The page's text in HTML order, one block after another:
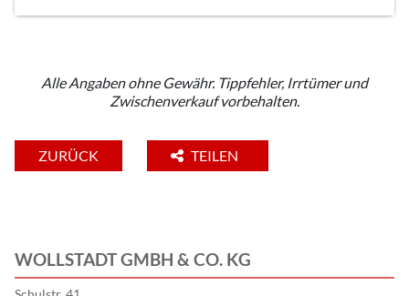
Alle Angaben ohne Gewähr. Tippfehler, Irrtümer und
Zwischenverkauf vorbehalten.
ZURÜCK TEILEN
WOLLSTADT GMBH & CO. KG